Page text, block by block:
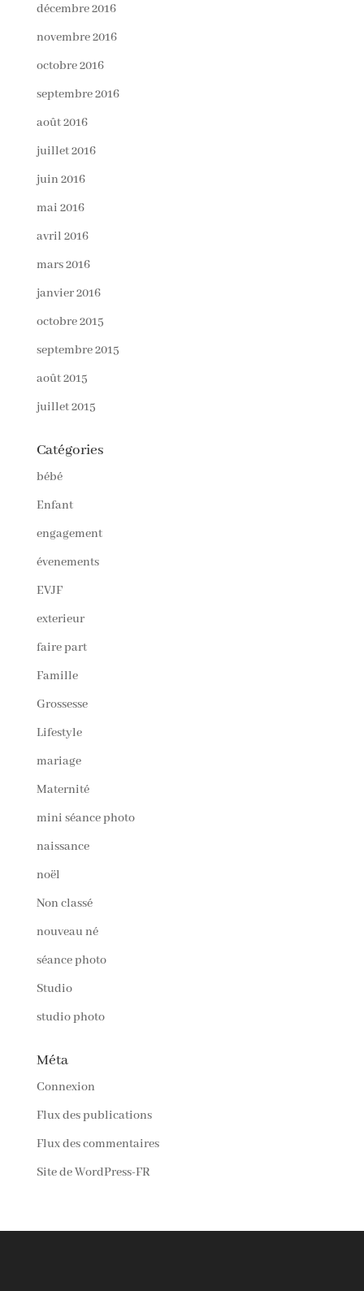
décembre 2016
novembre 2016
octobre 2016
septembre 2016
août 2016
juillet 2016
juin 2016
mai 2016
avril 2016
mars 2016
janvier 2016
octobre 2015
septembre 2015
août 2015
juillet 2015
Catégories
bébé
Enfant
engagement
évenements
EVJF
exterieur
faire part
Famille
Grossesse
Lifestyle
mariage
Maternité
mini séance photo
naissance
noël
Non classé
nouveau né
séance photo
Studio
studio photo
Méta
Connexion
Flux des publications
Flux des commentaires
Site de WordPress-FR